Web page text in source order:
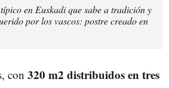
en Euskadi que sabe a tradición y
por los vascos: postre creado en
con 320 m2 distribuidos en tres